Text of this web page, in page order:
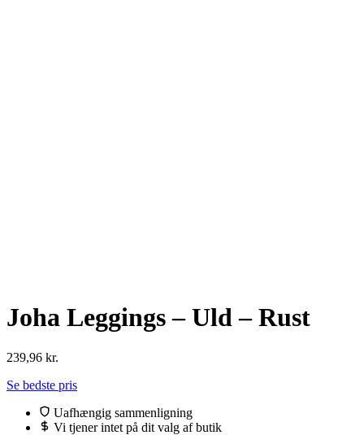
Joha Leggings – Uld – Rust
239,96 kr.
Se bedste pris
Uafhængig sammenligning
Vi tjener intet på dit valg af butik